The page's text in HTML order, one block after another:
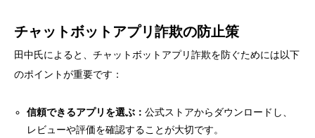
チャットボットアプリ詐欺の防止策
田中氏によると、チャットボットアプリ詐欺を防ぐためには以下
のポイントが重要です：
信頼できるアプリを選ぶ：公式ストアからダウンロードし、
レビューや評価を確認することが大切です。